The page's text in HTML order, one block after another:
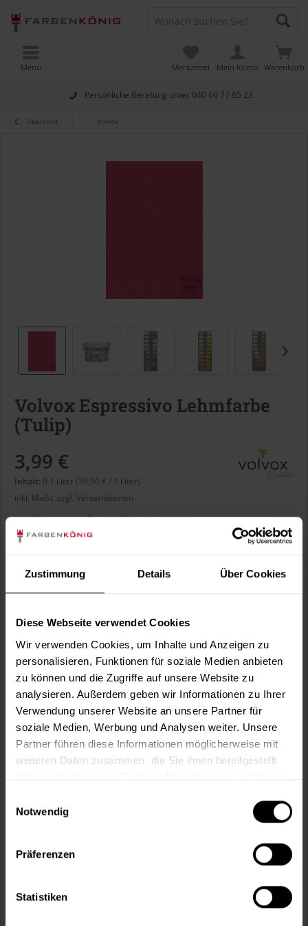
Zustimmung Details Über Cookies
Diese Webseite verwendet Cookies
Wir verwenden Cookies, um Inhalte und Anzeigen zu
personalisieren, Funktionen für soziale Medien anbieten
zu können und die Zugriffe auf unsere Website zu
analysieren. Außerdem geben wir Informationen zu Ihrer
Verwendung unserer Website an unsere Partner für
soziale Medien, Werbung und Analysen weiter. Unsere
Partner führen diese Informationen möglicherweise mit
weiteren Daten zusammen, die Sie ihnen bereitgestellt
Notwendig
Präferenzen
Statistiken
Persönliche Beratung unter 040 60 77 65 23
Warenkorb
Merkzettel Mein Konto
Menü
Übersicht Volvox
Volvox Espressivo Lehmfarbe
(Tulip)
3,99 €
Inhalt: 0.1 Liter (39,90 € / 1 Liter)
inkl. MwSt. zzgl. Versandkosten
Sofort versandfertig, Lieferzeit ca. 1-3 Arbeitstage
Liter:
Wie viele m² wollen Sie bearbeiten?
m²
In den Warenkorb
Artikel-Nr.: